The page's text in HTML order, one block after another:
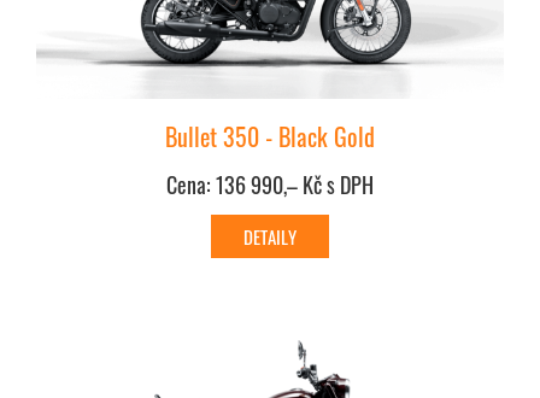
Bullet 350 - Black Gold
Cena: 136 990,– Kč s DPH